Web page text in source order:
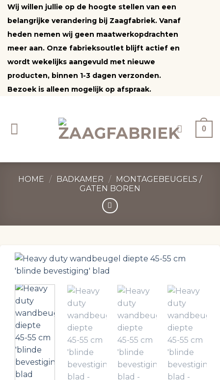
Ga
naar
inhoud
Wij willen jullie op de hoogte stellen van een
belangrijke verandering bij Zaagfabriek. Vanaf
heden nemen wij geen maatwerkopdrachten
meer aan. Onze fabrieksoutlet blijft actief en
wordt wekelijks aangevuld met nieuwe
producten, binnen 1-3 dagen verzonden.
Bezoek is alleen mogelijk op afspraak.
0
HOME / BADKAMER / MONTAGEBEUGELS /
GATEN BOREN